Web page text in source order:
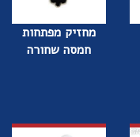
מחזיק מפתחות
חמסה שחורה